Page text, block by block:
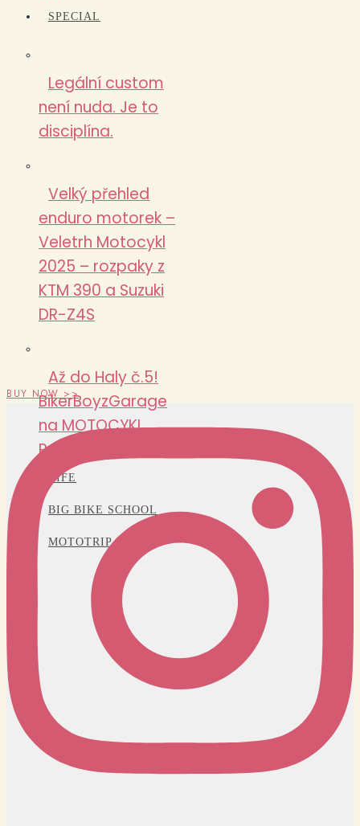
SPECIAL
Legální custom
není nuda. Je to
disciplína.
Velký přehled
enduro motorek –
Veletrh Motocykl
2025 – rozpaky z
KTM 390 a Suzuki
DR-Z4S
Až do Haly č.5!
BikerBoyzGarage
na MOTOCYKL
Praha 2025
LIFE
BIG BIKE SCHOOL
MOTOTRIP
BUY NOW >>